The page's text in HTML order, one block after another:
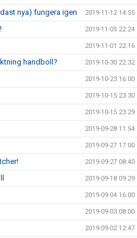
nya) fungera igen 2019-11-12 14:55
2019-11-05 22:24
2019-11-01 22:16
handboll? 2019-10-30 22:32
2019-10-23 16:00
2019-10-15 23:30
2019-10-15 23:29
2019-09-28 11:54
2019-09-27 17:00
2019-09-27 08:40
2019-09-18 09:29
2019-09-04 16:00
2019-09-03 08:00
2019-09-02 12:47